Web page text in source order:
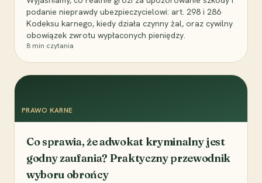
podanie nieprawdy ubezpieczycielowi: art. 298 i 286
Kodeksu karnego, kiedy działa czynny żal, oraz cywilny
obowiązek zwrotu wypłaconych pieniędzy.
8 min czytania
PRAWO KARNE
Co sprawia, że adwokat kryminalny jest
godny zaufania? Praktyczny przewodnik
wyboru obrońcy